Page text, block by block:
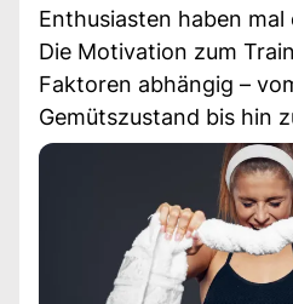
Enthusiasten haben
Die Motivation zum
Faktoren abhängig –
Gemütszustand bis hin